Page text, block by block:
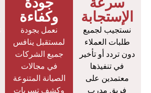
الإستجابة
نستجيب لجميع
طلبات العملاء
دون تردد أو تأخير
في تنفيذها
معتمدين على
فريق مدرب
وكفاءة
نعمل بجودة
لمستقبل ينافس
جميع الشركات
في مجالات
الصيانة المتنوعة
وكشف تسربات